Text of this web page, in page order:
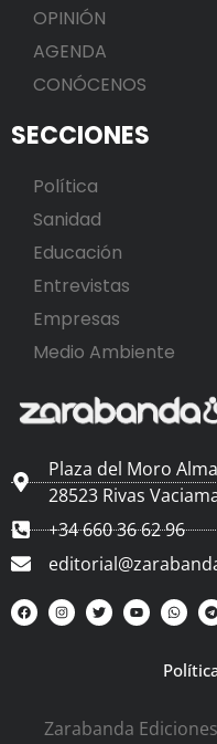
OPINIÓN
AGENDA
CONÓCENOS
SECCIONES
Política
Sanidad
Educación
Entrevistas
Empresas
Medio Ambiente
Plaza del Moro
28523 Rivas
+34 660 36 62 96
Zarabanda